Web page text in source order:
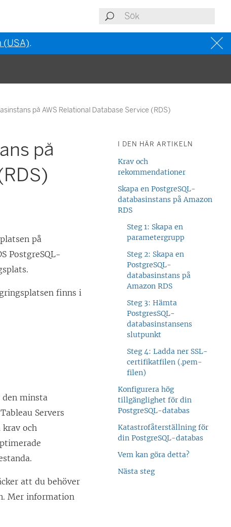
(USA).
på AWS Relational Database Service (RDS)
på
på
PostgreSQL-
finns i
den minsta
Servers
krav och
att du behöver
Mer information
I DEN HÄR ARTIKELN
Krav och
rekommendationer
Skapa en PostgreSQL-
databasinstans på Amazon
RDS
Steg 1: Skapa en
parametergrupp
Steg 2: Skapa en
PostgreSQL-
databasinstans på
Amazon RDS
Steg 3: Hämta
PostgresSQL-
databasinstansens
slutpunkt
Steg 4: Ladda ner SSL-
certifikatfilen (.pem-
filen)
Konfigurera hög
tillgänglighet för din
PostgreSQL-databas
Katastrofåterställning för
din PostgreSQL-databas
Vem kan göra detta?
Nästa steg